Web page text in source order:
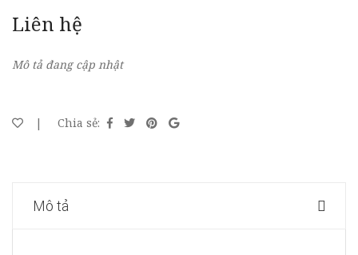
Liên hệ
Mô tả đang cập nhật
| Chia sẻ:
Mô tả